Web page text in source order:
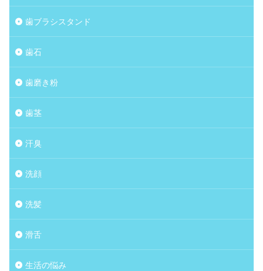
歯ブラシスタンド
歯石
歯磨き粉
歯茎
汗臭
洗顔
洗髪
滑舌
生活の悩み